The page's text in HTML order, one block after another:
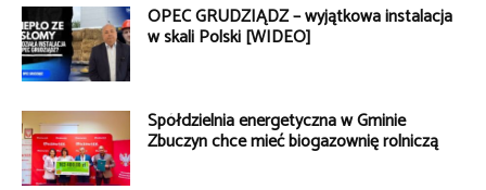
OPEC GRUDZIĄDZ – wyjątkowa instalacja
w skali Polski [WIDEO]
Spółdzielnia energetyczna w Gminie
Zbuczyn chce mieć biogazownię rolniczą